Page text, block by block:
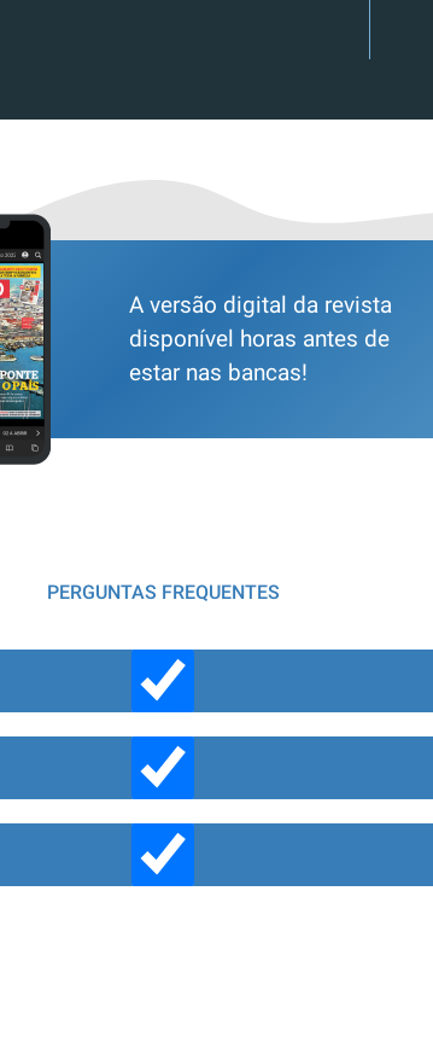
A versão digital da revista
disponível horas antes de
estar nas bancas!
PERGUNTAS FREQUENTES